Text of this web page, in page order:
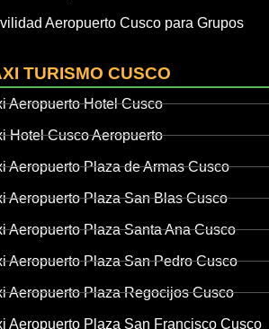
Aeropuerto Cusco para Grupos
TURISMO CUSCO
Aeropuerto Hotel Cusco
Hotel Cusco Aeropuerto
Aeropuerto Plaza de Armas Cusco
Aeropuerto Plaza San Blas Cusco
Aeropuerto Plaza Santa Ana Cusco
Aeropuerto Plaza San Pedro Cusco
Aeropuerto Plaza Regocijos Cusco
Aeropuerto Plaza San Francisco Cusco